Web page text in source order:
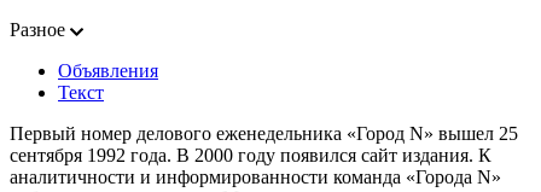
Разное
Объявления
Текст
Первый номер делового еженедельника «Город N» вышел 25
сентября 1992 года. В 2000 году появился сайт издания. К
аналитичности и информированности команда «Города N»